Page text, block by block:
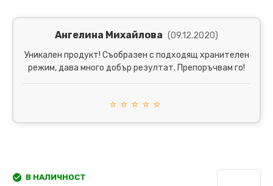
Ангелина Михайлова (09.12.2020)
Уникален продукт! Съобразен с подходящ хранителен
режим, дава много добър резултат. Препоръчвам го!
⭐ ⭐ ⭐ ⭐ ⭐
В НАЛИЧНОСТ